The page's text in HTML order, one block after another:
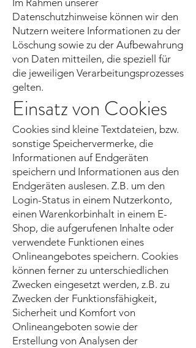
Im Rahmen unserer
Datenschutzhinweise können wir den
Nutzern weitere Informationen zu der
Löschung sowie zu der Aufbewahrung
von Daten mitteilen, die speziell für
die jeweiligen Verarbeitungsprozesses
gelten.
Einsatz von Cookies
Cookies sind kleine Textdateien, bzw.
sonstige Speichervermerke, die
Informationen auf Endgeräten
speichern und Informationen aus den
Endgeräten auslesen. Z.B. um den
Login-Status in einem Nutzerkonto,
einen Warenkorbinhalt in einem E-
Shop, die aufgerufenen Inhalte oder
verwendete Funktionen eines
Onlineangebotes speichern. Cookies
können ferner zu unterschiedlichen
Zwecken eingesetzt werden, z.B. zu
Zwecken der Funktionsfähigkeit,
Sicherheit und Komfort von
Onlineangeboten sowie der
Erstellung von Analysen der